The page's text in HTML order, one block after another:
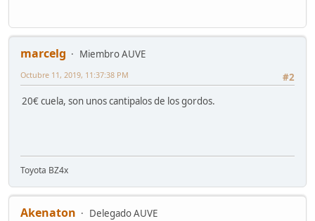
marcelg
Miembro AUVE
#2
Octubre 11, 2019, 11:37:38 PM
20€ cuela, son unos cantipalos de los gordos.
Toyota BZ4x
Akenaton
Delegado AUVE